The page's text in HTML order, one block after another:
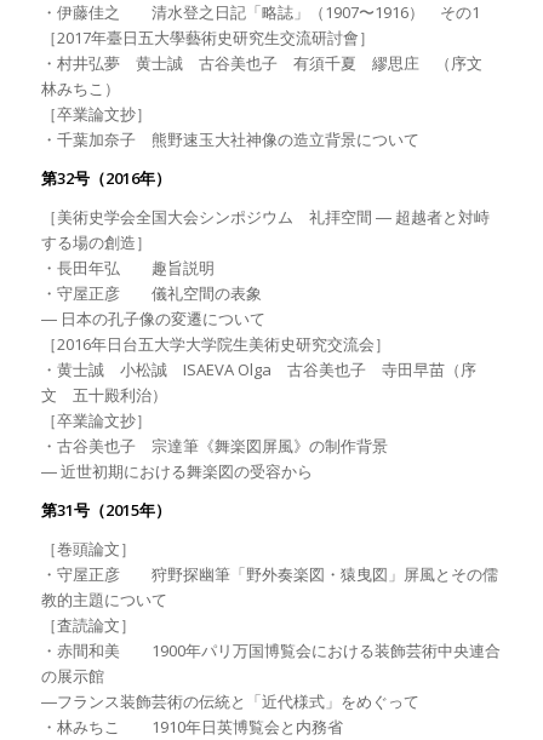
・伊藤佳之 清水登之日記「略誌」（1907〜1916） その1
［2017年臺日五大學藝術史研究生交流研討會］
・村井弘夢 黄士誠 古谷美也子 有須千夏 繆思庄 （序文
林みちこ）
［卒業論文抄］
・千葉加奈子 熊野速玉大社神像の造立背景について
第32号（2016年）
［美術史学会全国大会シンポジウム 礼拝空間 ― 超越者と対峙
する場の創造］
・長田年弘 趣旨説明
・守屋正彦 儀礼空間の表象
― 日本の孔子像の変遷について
［2016年日台五大学大学院生美術史研究交流会］
・黄士誠 小松誠 ISAEVA Olga 古谷美也子 寺田早苗（序
文 五十殿利治）
［卒業論文抄］
・古谷美也子 宗達筆《舞楽図屏風》の制作背景
― 近世初期における舞楽図の受容から
第31号（2015年）
［巻頭論文］
・守屋正彦 狩野探幽筆「野外奏楽図・猿曳図」屏風とその儒
教的主題について
［査読論文］
・赤間和美 1900年パリ万国博覧会における装飾芸術中央連合
の展示館
―フランス装飾芸術の伝統と「近代様式」をめぐって
・林みちこ 1910年日英博覧会と内務省